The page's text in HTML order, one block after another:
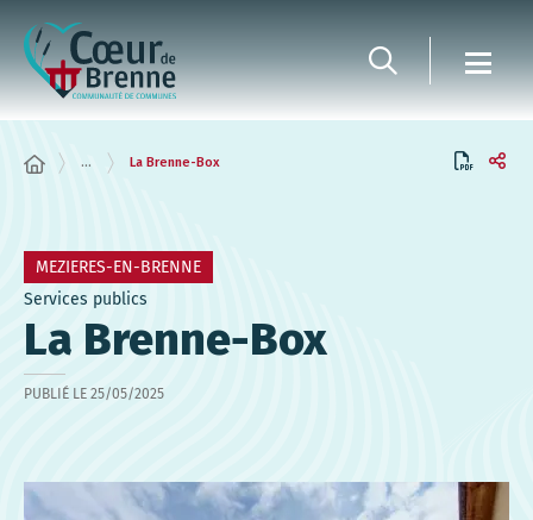
... La Brenne-Box
MEZIERES-EN-BRENNE
Services publics
La Brenne-Box
PUBLIÉ LE 25/05/2025